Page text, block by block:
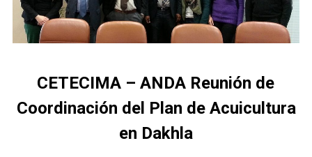
CETECIMA – ANDA Reunión de
Coordinación del Plan de Acuicultura
en Dakhla